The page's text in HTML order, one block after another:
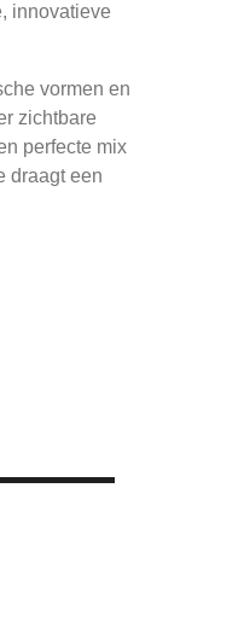
innovatieve
vormen en
zichtbare
perfecte mix
draagt een